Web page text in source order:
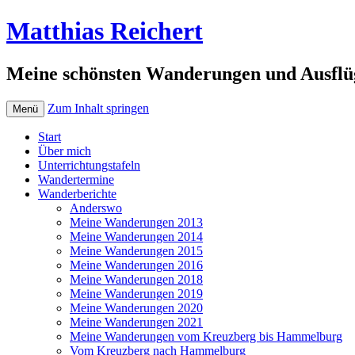
Matthias Reichert
Meine schönsten Wanderungen und
Menü Zum Inhalt springen
Start
Über mich
Unterrichtungstafeln
Wandertermine
Wanderberichte
Anderswo
Meine Wanderungen 2013
Meine Wanderungen 2014
Meine Wanderungen 2015
Meine Wanderungen 2016
Meine Wanderungen 2018
Meine Wanderungen 2019
Meine Wanderungen 2020
Meine Wanderungen 2021
Meine Wanderungen vom Kreuzberg bis Hammelburg
Vom Kreuzberg nach Hammelburg